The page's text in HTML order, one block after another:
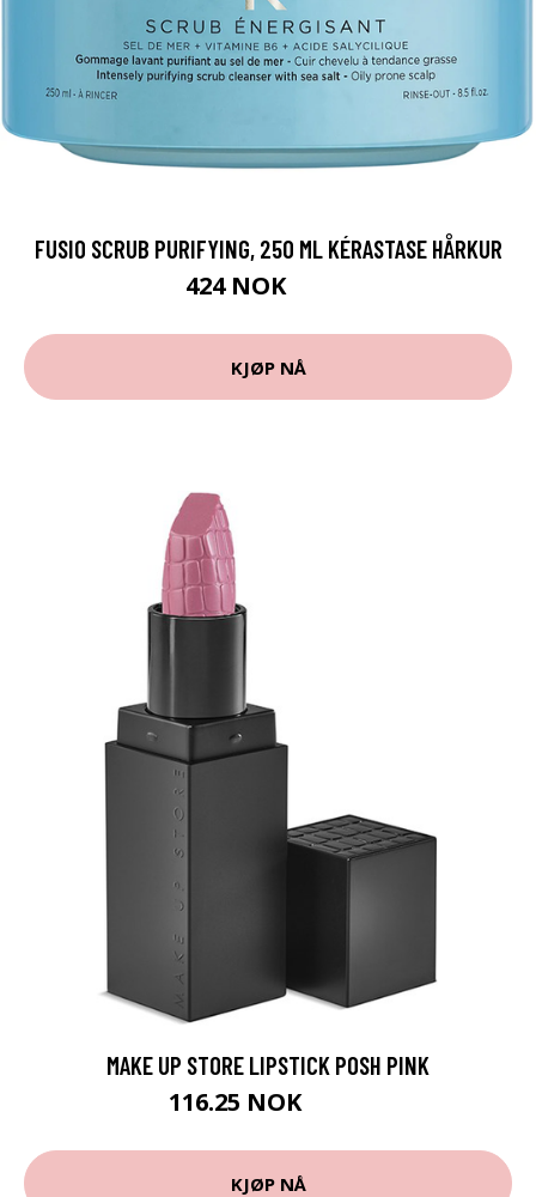
FUSIO SCRUB PURIFYING, 250 ML KÉRASTASE HÅRKUR
424 NOK
KJØP NÅ
MAKE UP STORE LIPSTICK POSH PINK
116.25 NOK
KJØP NÅ